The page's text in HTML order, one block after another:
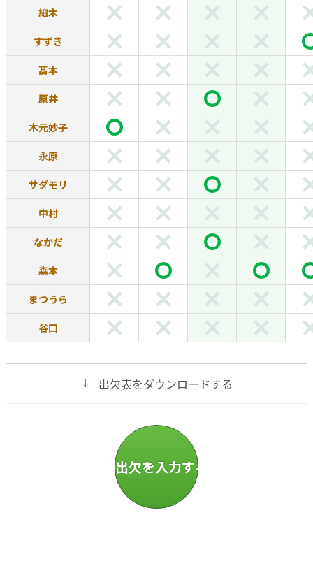
細木
すずき
髙本
原井
木元妙子
永原
サダモリ
中村
なかだ
森本
まつうら
谷口
出欠表をダウンロードする